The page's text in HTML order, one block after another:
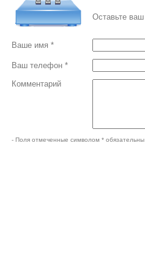
Оставьте
Ваше имя *
Ваш телефон *
Комментарий
- Поля отмеченные символом * обязательны